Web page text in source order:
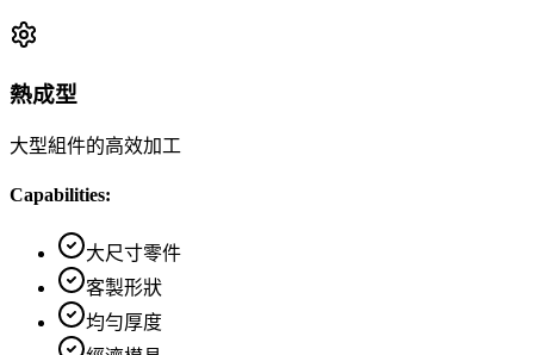
熱成型
大型組件的高效加工
Capabilities:
大尺寸零件
客製形狀
均勻厚度